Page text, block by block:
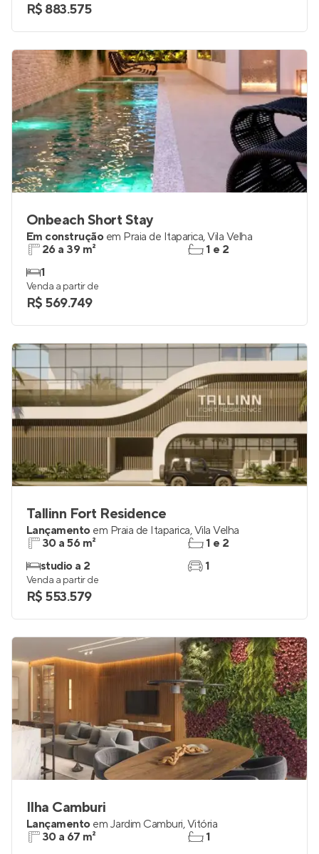
R$ 883.575
Onbeach Short Stay
Em construção em Praia de Itaparica,Vila Velha
26 a 39 m²
1
1 e 2
Venda a partir de
R$ 569.749
Tallinn Fort Residence
Lançamento em Praia de Itaparica,Vila Velha
30 a 56 m²
studio a 2
1 e 2
1
Venda a partir de
R$ 553.579
Ilha Camburi
Lançamento em Jardim Camburi,Vitória
30 a 67 m²
1